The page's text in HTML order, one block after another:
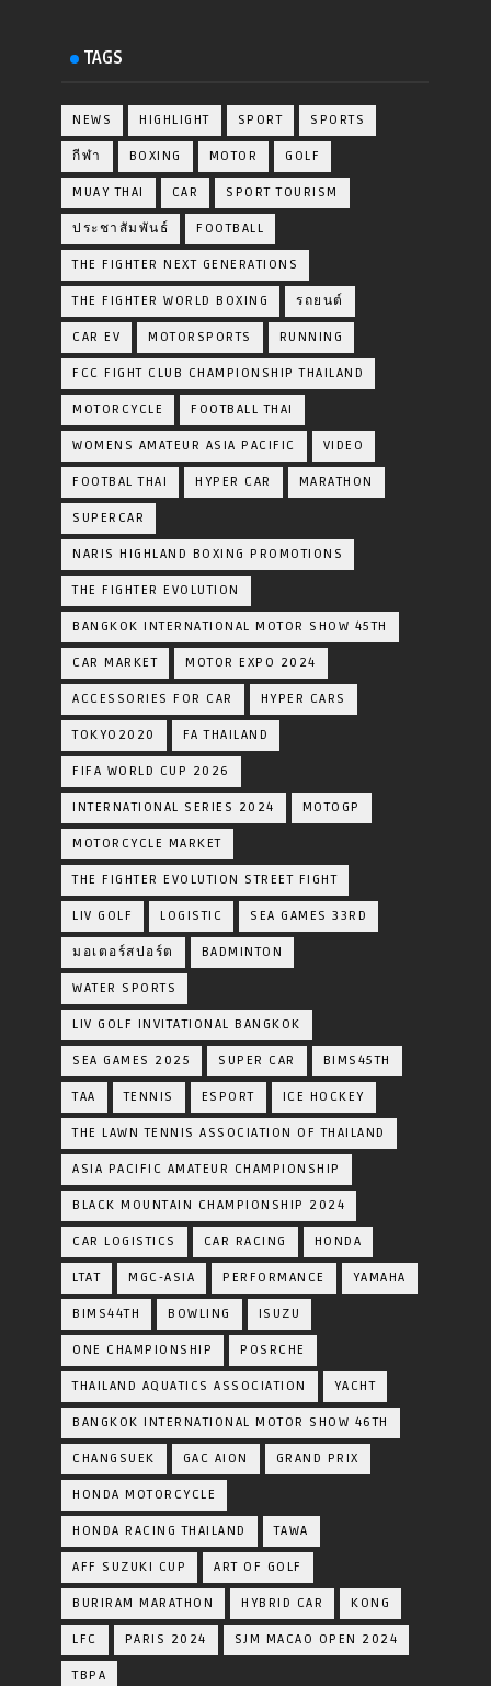
TAGS
NEWS HIGHLIGHT SPORT SPORTS
กีฬา BOXING MOTOR GOLF
MUAY THAI CAR SPORT TOURISM
ประชาสัมพันธ์ FOOTBALL
THE FIGHTER NEXT GENERATIONS
THE FIGHTER WORLD BOXING รถยนต์
CAR EV MOTORSPORTS RUNNING
FCC FIGHT CLUB CHAMPIONSHIP THAILAND
MOTORCYCLE FOOTBALL THAI
WOMENS AMATEUR ASIA PACIFIC VIDEO
FOOTBAL THAI HYPER CAR MARATHON
SUPERCAR
NARIS HIGHLAND BOXING PROMOTIONS
THE FIGHTER EVOLUTION
BANGKOK INTERNATIONAL MOTOR SHOW 45TH
CAR MARKET MOTOR EXPO 2024
ACCESSORIES FOR CAR HYPER CARS
TOKYO2020 FA THAILAND
FIFA WORLD CUP 2026
INTERNATIONAL SERIES 2024 MOTOGP
MOTORCYCLE MARKET
THE FIGHTER EVOLUTION STREET FIGHT
LIV GOLF LOGISTIC SEA GAMES 33RD
มอเตอร์สปอร์ต BADMINTON
WATER SPORTS
LIV GOLF INVITATIONAL BANGKOK
SEA GAMES 2025 SUPER CAR BIMS45TH
TAA TENNIS ESPORT ICE HOCKEY
THE LAWN TENNIS ASSOCIATION OF THAILAND
ASIA PACIFIC AMATEUR CHAMPIONSHIP
BLACK MOUNTAIN CHAMPIONSHIP 2024
CAR LOGISTICS CAR RACING HONDA
LTAT MGC-ASIA PERFORMANCE YAMAHA
BIMS44TH BOWLING ISUZU
ONE CHAMPIONSHIP POSRCHE
THAILAND AQUATICS ASSOCIATION YACHT
BANGKOK INTERNATIONAL MOTOR SHOW 46TH
CHANGSUEK GAC AION GRAND PRIX
HONDA MOTORCYCLE
HONDA RACING THAILAND TAWA
AFF SUZUKI CUP ART OF GOLF
BURIRAM MARATHON HYBRID CAR KONG
LFC PARIS 2024 SJM MACAO OPEN 2024
TBPA